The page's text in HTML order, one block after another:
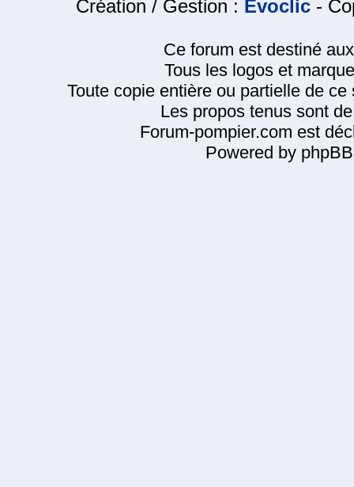
Création / Gestion : Evoclic -
Ce forum est destiné
Tous les logos et
Toute copie entière ou partielle de
Les propos tenus sont
Forum-pompier.com est
Powered by